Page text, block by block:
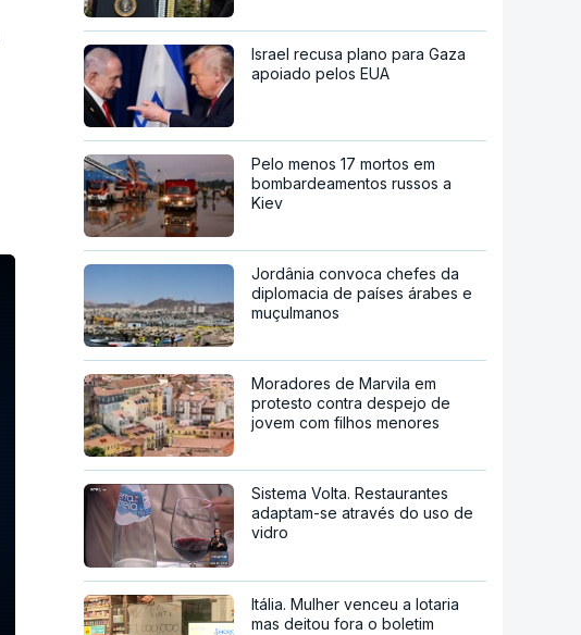
Israel recusa plano para Gaza
apoiado pelos EUA
Pelo menos 17 mortos em
bombardeamentos russos a
Kiev
Jordânia convoca chefes da
diplomacia de países árabes e
muçulmanos
Moradores de Marvila em
protesto contra despejo de
jovem com filhos menores
Sistema Volta. Restaurantes
adaptam-se através do uso de
vidro
Itália. Mulher venceu a lotaria
mas deitou fora o boletim